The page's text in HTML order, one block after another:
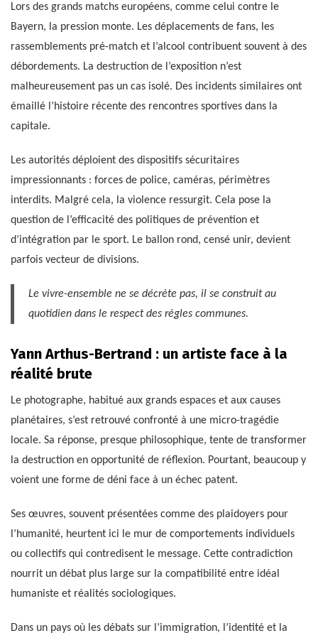
Lors des grands matchs européens, comme celui contre le
Bayern, la pression monte. Les déplacements de fans, les
rassemblements pré-match et l’alcool contribuent souvent à des
débordements. La destruction de l’exposition n’est
malheureusement pas un cas isolé. Des incidents similaires ont
émaillé l’histoire récente des rencontres sportives dans la
capitale.
Les autorités déploient des dispositifs sécuritaires
impressionnants : forces de police, caméras, périmètres
interdits. Malgré cela, la violence ressurgit. Cela pose la
question de l’efficacité des politiques de prévention et
d’intégration par le sport. Le ballon rond, censé unir, devient
parfois vecteur de divisions.
Le vivre-ensemble ne se décrète pas, il se construit au
quotidien dans le respect des règles communes.
Yann Arthus-Bertrand : un artiste face à la
réalité brute
Le photographe, habitué aux grands espaces et aux causes
planétaires, s’est retrouvé confronté à une micro-tragédie
locale. Sa réponse, presque philosophique, tente de transformer
la destruction en opportunité de réflexion. Pourtant, beaucoup y
voient une forme de déni face à un échec patent.
Ses œuvres, souvent présentées comme des plaidoyers pour
l’humanité, heurtent ici le mur de comportements individuels
ou collectifs qui contredisent le message. Cette contradiction
nourrit un débat plus large sur la compatibilité entre idéal
humaniste et réalités sociologiques.
Dans un pays où les débats sur l’immigration, l’identité et la